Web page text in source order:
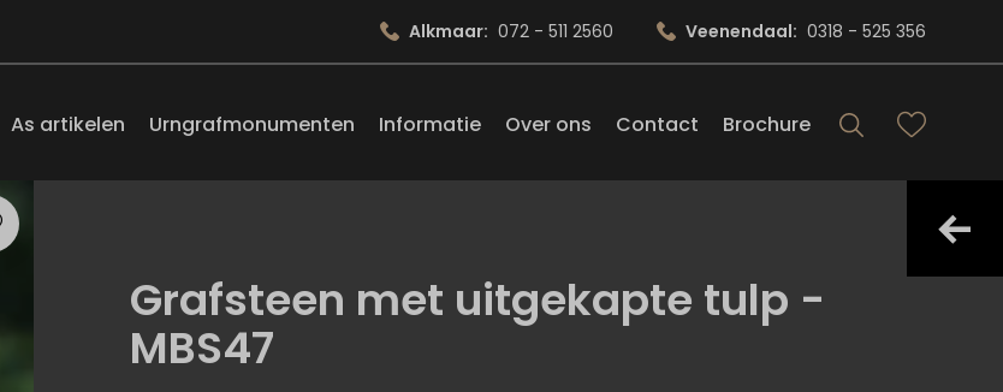
As artikelen Urngrafmonumenten Informatie Over ons Contact Brochure
Alkmaar: 072 - 511 2560 Veenendaal: 0318 - 525 356
Grafsteen met uitgekapte tulp -
MBS47